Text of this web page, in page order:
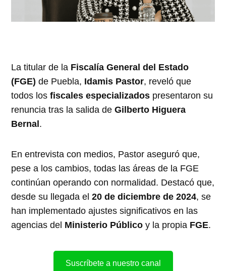
La titular de la Fiscalía General del Estado
(FGE) de Puebla, Idamis Pastor, reveló que
todos losfiscales especializados presentaron su
renuncia tras la salida deGilberto Higuera
Bernal.
En entrevista con medios, Pastor aseguró que,
pese a los cambios, todas las áreas de la FGE
continúan operando con normalidad. Destacó que,
desde su llegada el20 de diciembre de 2024, se
han implementado ajustes significativos en las
agencias del Ministerio Público y la propia FGE.
Suscríbete a nuestro canal